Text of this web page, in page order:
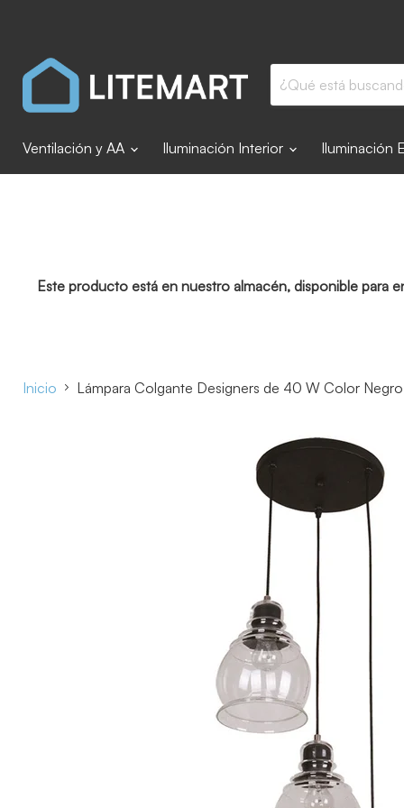
Ventilación y AA Iluminación Interior Iluminación
Este producto está en nuestro almacén, disponible para
Inicio Lámpara Colgante Designers de 40 W Color